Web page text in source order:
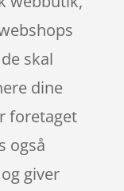
skal
dine
foretaget
også
giver